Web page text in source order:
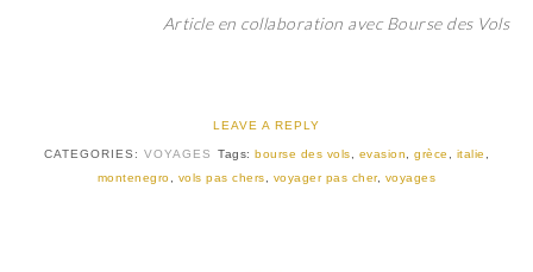
Article en collaboration avec Bourse des Vols
LEAVE A REPLY
CATEGORIES: VOYAGES Tags: bourse des vols evasion grèce italie
montenegro
vols pas chers voyager pas cher, voyages